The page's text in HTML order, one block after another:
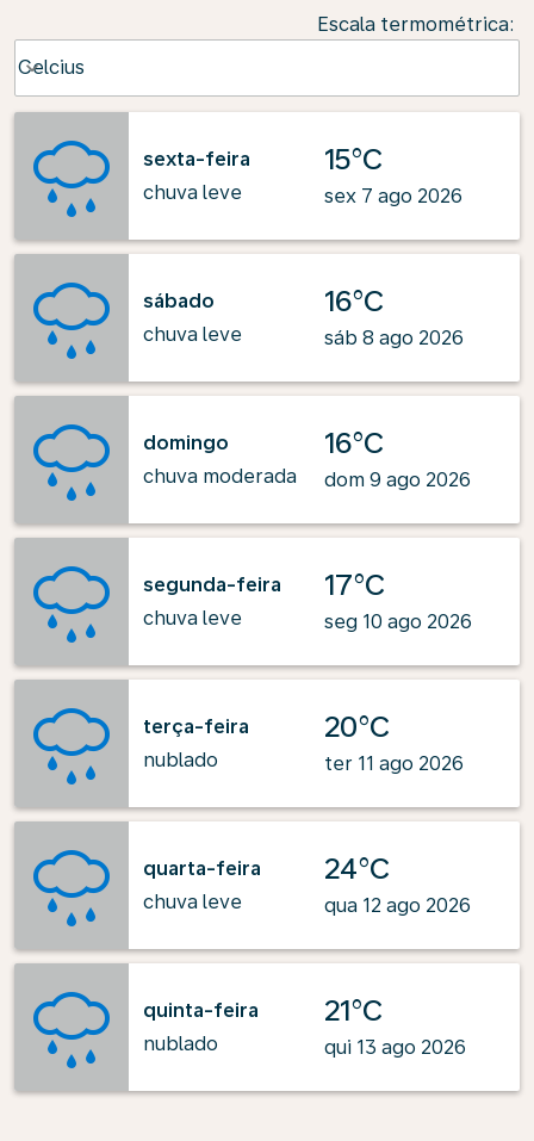
Escala termométrica:
Celcius
keyboard_arrow_down
sexta-feira
chuva leve
15°C
sex 7 ago 2026
sábado
chuva leve
16°C
sáb 8 ago 2026
domingo
chuva moderada
16°C
dom 9 ago 2026
segunda-feira
chuva leve
17°C
seg 10 ago 2026
terça-feira
nublado
20°C
ter 11 ago 2026
quarta-feira
chuva leve
24°C
qua 12 ago 2026
quinta-feira
nublado
21°C
qui 13 ago 2026